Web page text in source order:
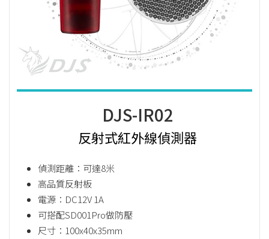
DJS-IR02
反射式紅外線偵測器
偵測距離：可達8米
高品質反射板
電源：DC12V 1A
可搭配SD001Pro做防壓
尺寸：100x40x35mm